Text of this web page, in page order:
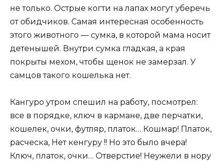
не только. Острые когти на лапах могут уберечь
от обидчиков. Самая интересная особенность
этого животного — сумка, в которой мама носит
детенышей. Внутри сумка гладкая, а края
покрыты мехом, чтобы щенок не замерзал. У
самцов такого кошелька нет.
Кангуро утром спешил на работу, посмотрел:
все в порядке, ключ в кармане, две перчатки,
кошелек, очки, футляр, платок… Кошмар! Платок,
расческа, Нет кенгуру !! Но это было вчера!
Ключ, платок, очки… Отверстие! Неужели в нору